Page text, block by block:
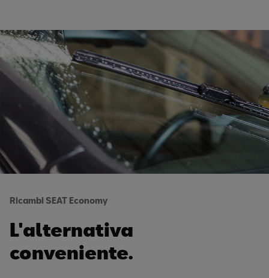
Ricambi SEAT Economy
L'alternativa
conveniente.